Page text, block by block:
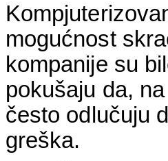
mogućnost
kompanije su
pokušaju da,
često odlučuju
greška.